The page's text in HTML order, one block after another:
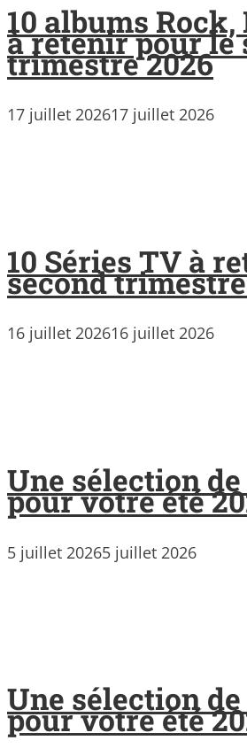
10 albums Rock,
à retenir pour le
trimestre 2026
17 juillet 202617 juillet 2026
10 Séries TV à
second
16 juillet 202616 juillet 2026
Une sélection de
pour votre été
5 juillet 20265 juillet 2026
Une sélection
pour votre été